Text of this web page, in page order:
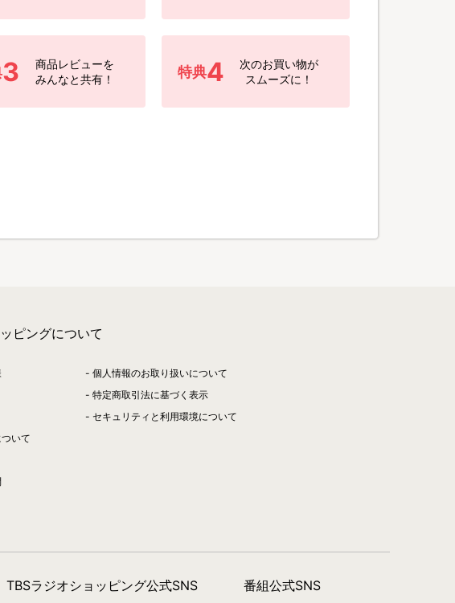
3
商品レビューを
みんなと共有！
特典4
次のお買い物が
スムーズに！
ピングについて
いて
個人情報のお取り扱いについて
特定商取引法に基づく表示
セキュリティと利用環境について
TBSラジオショッピング公式SNS 番組公式SNS